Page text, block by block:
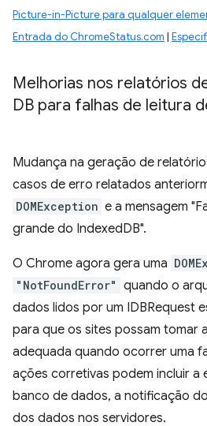
Picture-in-Picture para qualquer
Entrada do ChromeStatus.com |
Melhorias nos relatórios
DB para falhas de leitura
Mudança na geração de
casos de erro relatados
DOMException e a mensagem
grande do IndexedDB".
O Chrome agora gera uma
"NotFoundError" quando o
dados lidos por um IDBRequest
para que os sites possam tomar
adequada quando ocorrer uma
ações corretivas podem incluir a
banco de dados, a notificação
dos dados nos servidores.